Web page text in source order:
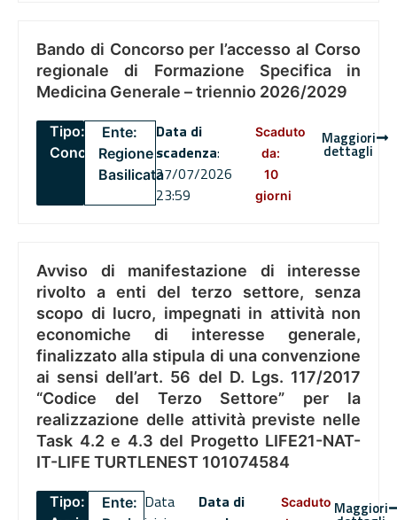
Bando di Concorso per l’accesso al Corso
regionale di Formazione Specifica in
Medicina Generale – triennio 2026/2029
Tipo:
Concorsi
Ente:
Regione
Basilicata
Data di
scadenza:
27/07/2026
23:59
Scaduto
da:
10
giorni
Maggiori
dettagli
Avviso di manifestazione di interesse
rivolto a enti del terzo settore, senza
scopo di lucro, impegnati in attività non
economiche di interesse generale,
finalizzato alla stipula di una convenzione
ai sensi dell’art. 56 del D. Lgs. 117/2017
“Codice del Terzo Settore” per la
realizzazione delle attività previste nelle
Task 4.2 e 4.3 del Progetto LIFE21-NAT-
IT-LIFE TURTLENEST 101074584
Tipo:
Ente: Data
Data di
Scaduto Maggiori